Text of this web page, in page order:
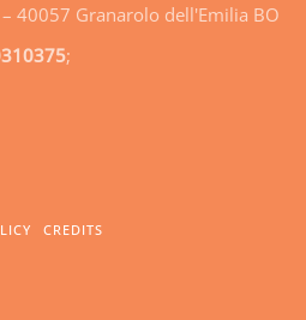
40057 Granarolo dell'Emilia BO
;
CREDITS